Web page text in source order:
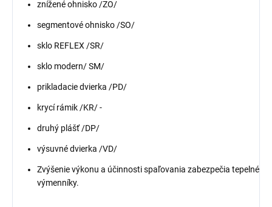
znížené ohnisko /ZO/
segmentové ohnisko /SO/
sklo REFLEX /SR/
sklo modern/ SM/
prikladacie dvierka /PD/
krycí rámik /KR/ -
druhý plášť /DP/
výsuvné dvierka /VD/
Zvýšenie výkonu a účinnosti spaľovania zabezpečia tepelné
výmenníky.